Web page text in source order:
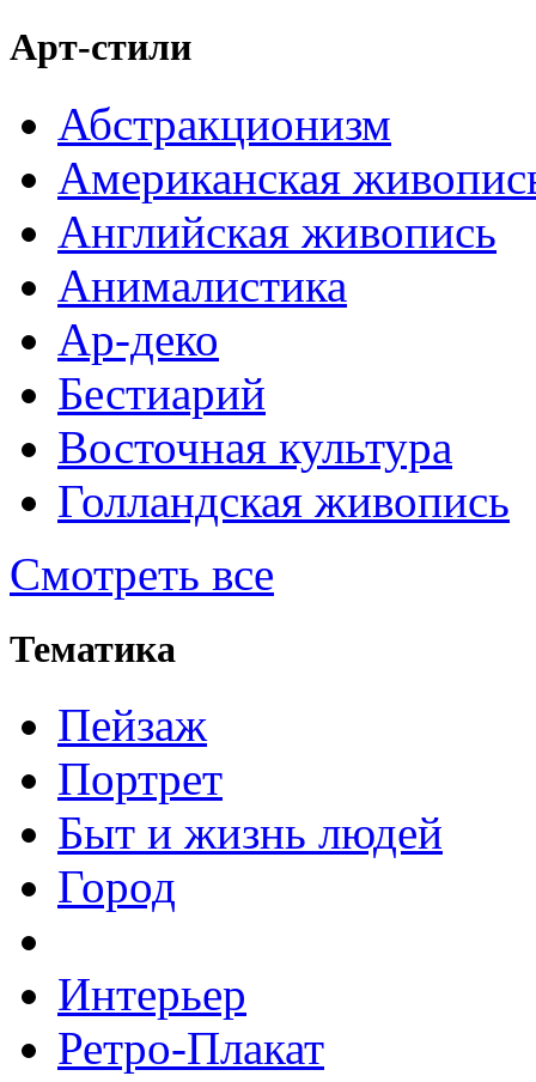
Арт-стили
Абстракционизм
Американская
Английская живопись
Анималистика
Ар-деко
Бестиарий
Восточная культура
Голландская живопись
Смотреть все
Тематика
Пейзаж
Портрет
Быт и жизнь людей
Город
Интерьер
Ретро-Плакат